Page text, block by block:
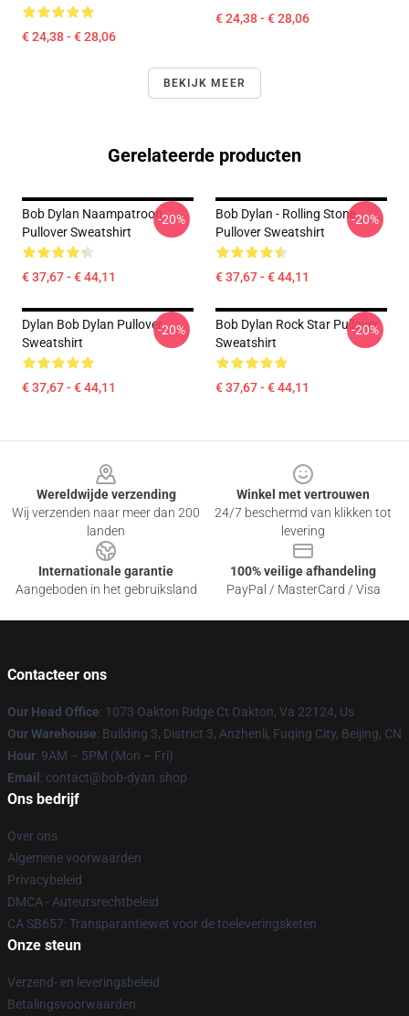
€ 24,38 - € 28,06
€ 24,38 - € 28,06
BEKIJK MEER
Gerelateerde producten
Bob Dylan Naampatroon
Pullover Sweatshirt
€ 37,67 - € 44,11
-20%
Bob Dylan - Rolling Stone
Pullover Sweatshirt
€ 37,67 - € 44,11
-20%
Dylan Bob Dylan Pullover
Sweatshirt
€ 37,67 - € 44,11
-20%
Bob Dylan Rock Star Pullover
Sweatshirt
€ 37,67 - € 44,11
-20%
Wereldwijde verzending
Wij verzenden naar meer dan 200
landen
Winkel met vertrouwen
24/7 beschermd van klikken tot
levering
Internationale garantie
Aangeboden in het gebruiksland
100% veilige afhandeling
PayPal / MasterCard / Visa
Contacteer ons
Our Head Office: 1073 Oakton Ridge Ct Oakton, Va 22124, Us
Our Warehouse: Building 3, District 3, Anzhenli, Fuqing City, Beijing, CN
Hour: 9AM – 5PM (Mon – Fri)
Email : contact@bob-dyan.shop
Ons bedrijf
Over ons
Algemene voorwaarden
Privacybeleid
DMCA - Auteursrechtbeleid
CA SB657: Transparantiewet voor de toeleveringsketen
Onze steun
Verzend- en leveringsbeleid
Betalingsvoorwaarden